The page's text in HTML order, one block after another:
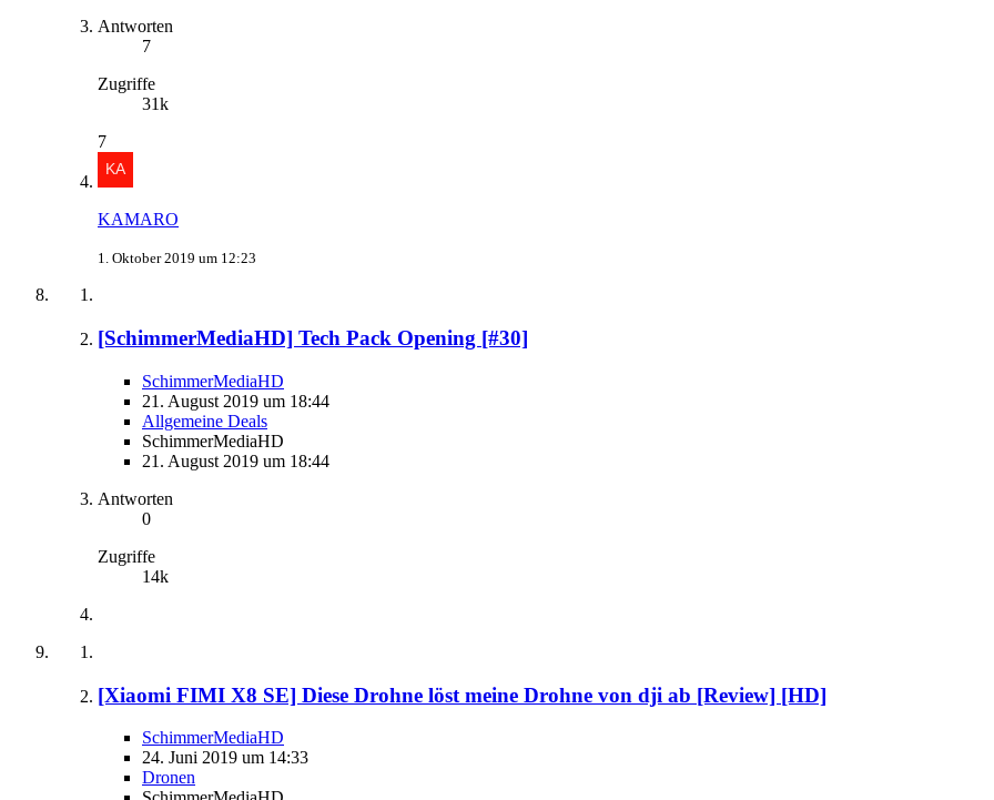
Antworten
7
Zugriffe
31k
7
KAMARO
1. Oktober 2019 um 12:23
[SchimmerMediaHD] Tech Pack Opening [#30]
SchimmerMediaHD
21. August 2019 um 18:44
Allgemeine Deals
SchimmerMediaHD
21. August 2019 um 18:44
Antworten
0
Zugriffe
14k
[Xiaomi FIMI X8 SE] Diese Drohne löst meine Drohne von dji ab [Review] [HD]
SchimmerMediaHD
24. Juni 2019 um 14:33
Dronen